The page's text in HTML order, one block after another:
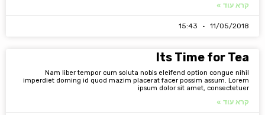
קרא עוד »
11/05/2018
Its Time for Tea
Nam liber tempor cum soluta nobis eleifend option congue nihil
imperdiet doming id quod mazim placerat facer possim assum. Lorem
ipsum dolor sit amet, consectetuer
קרא עוד »